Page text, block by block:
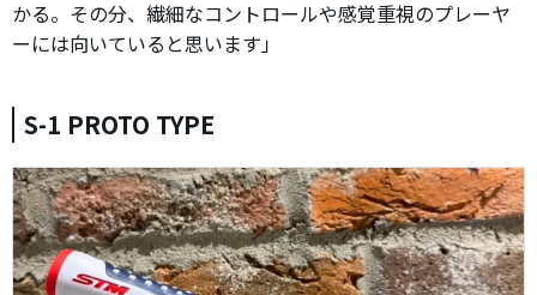
かる。その分、繊細なコントロールや感覚重視のプレーヤ
ーには向いていると思います」
S-1 PROTO TYPE